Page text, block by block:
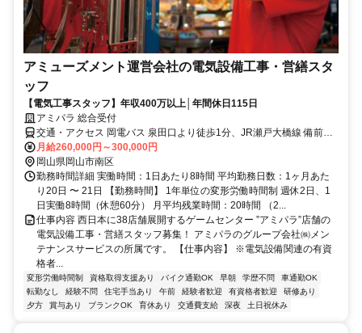
アミューズメント運営会社の電気設備工事・営繕スタ
ッフ
【電気工事スタッフ】年収400万以上│年間休日115日
アミパラ 総合受付
交通・アクセス 岡電バス 泉田口より徒歩1分、JR瀬戸大橋線 備前西
市より徒歩20分 ★車・バイク通勤OK
月給260,000円～300,000円
岡山県岡山市南区
勤務時間詳細 実働時間：1日あたり8時間 平均勤務日数：1ヶ月あた
り20日 〜 21日 【勤務時間】 1年単位の変形労働時間制 週休2日、1
日実働8時間（休憩60分） 月平均残業時間：20時間 （2...
仕事内容 西日本に38店舗展開するゲームセンター ”アミパラ”店舗の
電気設備工事・営繕スタッフ募集！ アミパラのグループ会社㈱メン
テナンスサービスの所属です。 【仕事内容】 ※電気設備関連の有資
格者...
変形労働時間制 資格取得支援あり バイク通勤OK 早朝 学歴不問
車通勤OK
転勤なし
経験不問 住宅手当あり 午前 経験者歓迎 有資格者歓迎
研修あり
夕方
賞与あり ブランクOK 育休あり 交通費支給 深夜 土日祝休み